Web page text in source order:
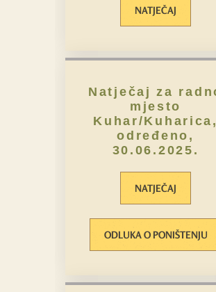
NATJEČAJ
Natječaj za
mjesto
Kuhar/Kuharica,
određeno,
30.06.2025.
NATJEČAJ
ODLUKA O PONIŠTENJU